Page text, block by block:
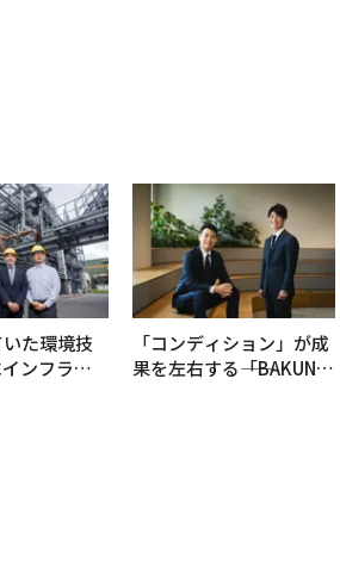
た環境技
ンフラを
「コンディション」が成
果を左右する――「BAKUN